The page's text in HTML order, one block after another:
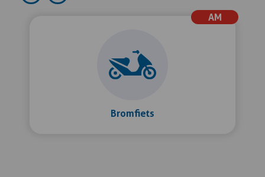
AM
Bromfiets